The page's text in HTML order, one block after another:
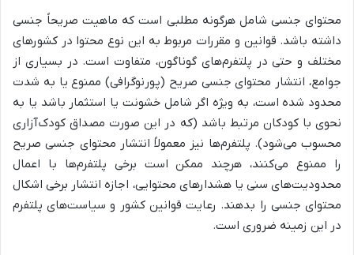
محتوای جنسی شامل هرگونه مطلبی است که ماهیت صریحاً جنسی
داشته باشد. قوانین و مقررات مربوط به این نوع محتوا در کشورهای
مختلف و حتی در پلتفرم‌های گوناگون، متفاوت است. در بسیاری از
جوامع، انتشار محتوای جنسی صریح (پورنوگرافی) ممنوع یا به شدت
محدود شده است، به ویژه اگر شامل خشونت یا استثمار باشد یا به
نحوی با کودکان مرتبط باشد (که در این صورت مصداق کودک‌آزاری
محسوب می‌شود). پلتفرم‌ها نیز معمولاً انتشار محتوای جنسی صریح
را ممنوع می‌کنند، هرچند ممکن است برخی پلتفرم‌ها با اعمال
محدودیت‌های سنی یا هشدارهای محتوایی، اجازه انتشار برخی اشکال
محتوای جنسی را بدهند. رعایت قوانین کشور و سیاست‌های پلتفرم
در این زمینه ضروری است.